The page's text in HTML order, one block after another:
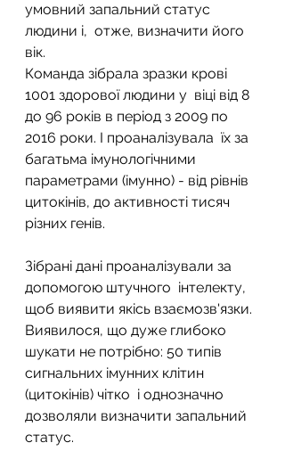
умовний запальний статус
людини і,  отже, визначити його
вік.
Команда зібрала зразки крові
1001 здорової людини у  віці від 8
до 96 років в період з 2009 по
2016 роки. І проаналізувала  їх за
багатьма імунологічними
параметрами (імунно) - від рівнів
цитокінів, до активності тисяч
різних генів.
Зібрані дані проаналізували за
допомогою штучного  інтелекту,
щоб виявити якісь взаємозв'язки.
Виявилося, що дуже глибоко
шукати не потрібно: 50 типів
сигнальних імунних клітин
(цитокінів) чітко  і однозначно
дозволяли визначити запальний
статус.